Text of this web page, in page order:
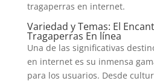
tragaperras en internet.
Variedad y Temas: El
Tragaperras En línea
Una de las significativas
en internet es su inmensa
para los usuarios. Desde